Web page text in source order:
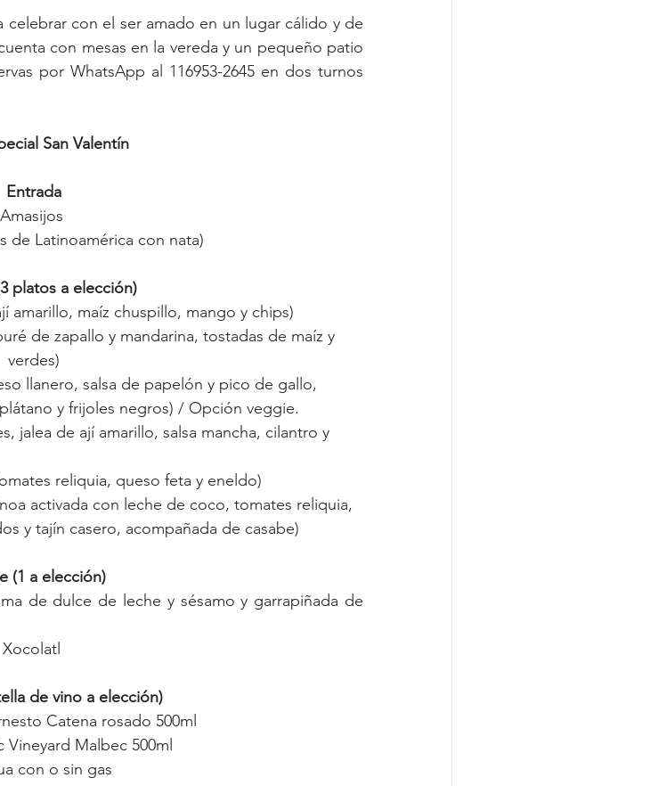
celebrar con el ser amado en un lugar cálido y de
con mesas en la vereda y un pequeño patio
por WhatsApp al 116953-2645 en dos turnos
San Valentín
Entrada
Amasijos
de Latinoamérica con nata)
platos a elección)
amarillo, maíz chuspillo, mango y chips)
de zapallo y mandarina, tostadas de maíz y
verdes)
llanero, salsa de papelón y pico de gallo,
y frijoles negros) / Opción veggie.
jalea de ají amarillo, salsa mancha, cilantro y
reliquia, queso feta y eneldo)
activada con leche de coco, tomates reliquia,
y tajín casero, acompañada de casabe)
(1 a elección)
de dulce de leche y sésamo y garrapiñada de
Xocolatl
de vino a elección)
Catena rosado 500ml
Malbec 500ml
con o sin gas